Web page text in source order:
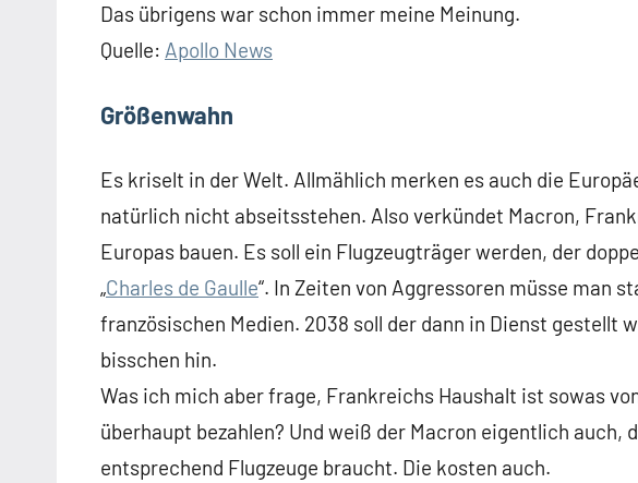
Das übrigens war schon immer meine Meinung.
Quelle: Apollo News
Größenwahn
Es kriselt in der Welt. Allmählich merken es auch die
natürlich nicht abseitsstehen. Also verkündet Macron,
Europas bauen. Es soll ein Flugzeugträger werden, der
„Charles de Gaulle“. In Zeiten von Aggressoren müsse man
französischen Medien. 2038 soll der dann in Dienst gestellt
bisschen hin.
Was ich mich aber frage, Frankreichs Haushalt ist sowas
überhaupt bezahlen? Und weiß der Macron eigentlich auch,
entsprechend Flugzeuge braucht. Die kosten auch.